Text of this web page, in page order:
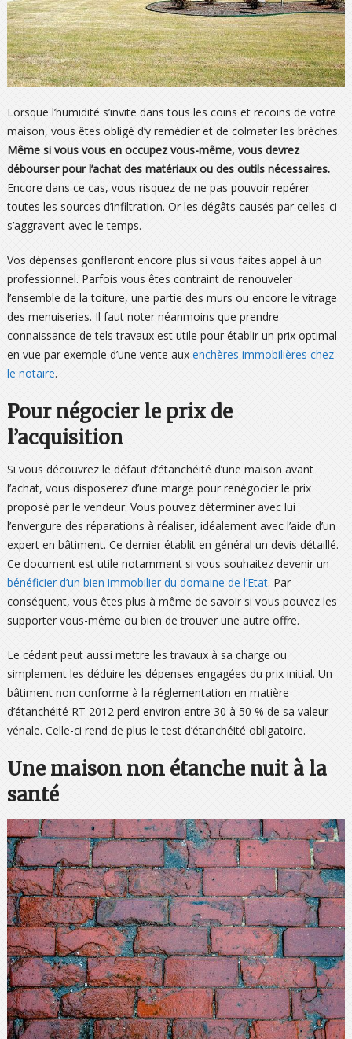
Lorsque l’humidité s’invite dans tous les coins et recoins de votre
maison, vous êtes obligé d’y remédier et de colmater les brèches.
Même si vous vous en occupez vous-même, vous devrez
débourser pour l’achat des matériaux ou des outils nécessaires.
Encore dans ce cas, vous risquez de ne pas pouvoir repérer
toutes les sources d’infiltration. Or les dégâts causés par celles-ci
s’aggravent avec le temps.
Vos dépenses gonfleront encore plus si vous faites appel à un
professionnel. Parfois vous êtes contraint de renouveler
l’ensemble de la toiture, une partie des murs ou encore le vitrage
des menuiseries. Il faut noter néanmoins que prendre
connaissance de tels travaux est utile pour établir un prix optimal
en vue par exemple d’une vente aux enchères immobilières chez
le notaire.
Pour négocier le prix de
l’acquisition
Si vous découvrez le défaut d’étanchéité d’une maison avant
l’achat, vous disposerez d’une marge pour renégocier le prix
proposé par le vendeur. Vous pouvez déterminer avec lui
l’envergure des réparations à réaliser, idéalement avec l’aide d’un
expert en bâtiment. Ce dernier établit en général un devis détaillé.
Ce document est utile notamment si vous souhaitez devenir un
bénéficier d’un bien immobilier du domaine de l’Etat. Par
conséquent, vous êtes plus à même de savoir si vous pouvez les
supporter vous-même ou bien de trouver une autre offre.
Le cédant peut aussi mettre les travaux à sa charge ou
simplement les déduire les dépenses engagées du prix initial. Un
bâtiment non conforme à la réglementation en matière
d’étanchéité RT 2012 perd environ entre 30 à 50 % de sa valeur
vénale. Celle-ci rend de plus le test d’étanchéité obligatoire.
Une maison non étanche nuit à la
santé